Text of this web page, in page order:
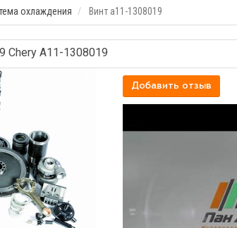
охлаждения Винт а11-1308019
Chery A11-1308019
Добавить отзыв